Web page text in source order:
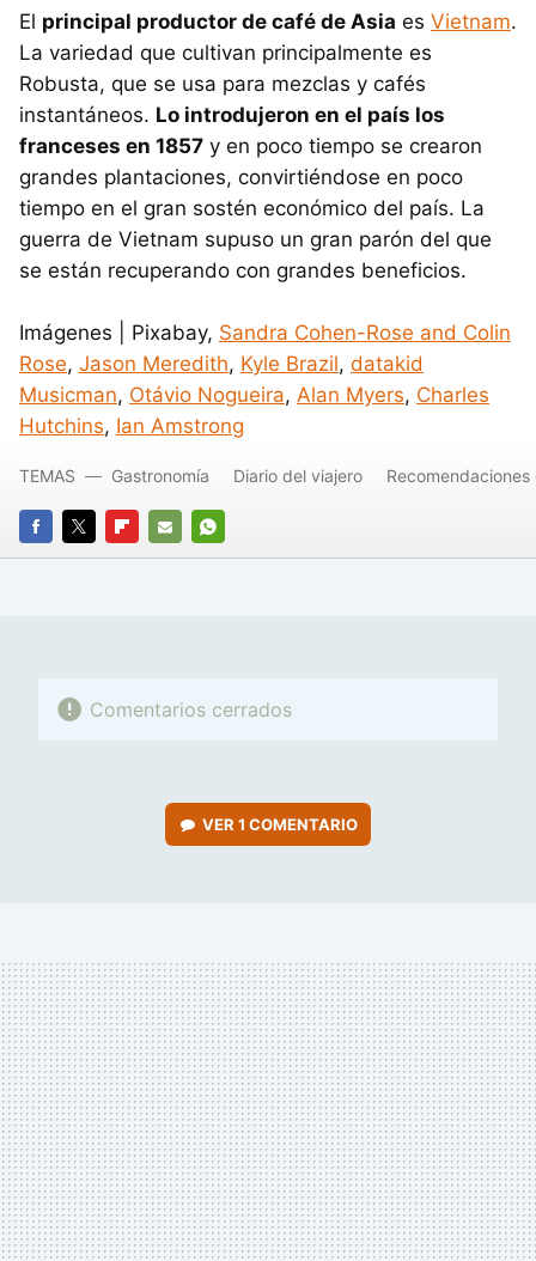
El principal productor de café de Asia es Vietnam.
La variedad que cultivan principalmente es
Robusta, que se usa para mezclas y cafés
instantáneos. Lo introdujeron en el país los
franceses en 1857 y en poco tiempo se crearon
grandes plantaciones, convirtiéndose en poco
tiempo en el gran sostén económico del país. La
guerra de Vietnam supuso un gran parón del que
se están recuperando con grandes beneficios.
Imágenes | Pixabay, Sandra Cohen-Rose and Colin
Rose, Jason Meredith, Kyle Brazil, datakid
Musicman, Otávio Nogueira, Alan Myers, Charles
Hutchins, Ian Amstrong
FACEBOOK
TWITTERFLIPBOARD
E-
WHATSAPP
TEMAS Gastronomía Diario del viajero
Comentarios cerrados
VER 1 COMENTARIO